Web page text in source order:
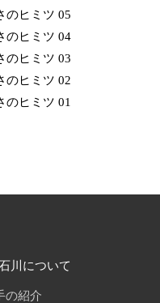
のヒミツ 05
のヒミツ 04
のヒミツ 03
のヒミツ 02
のヒミツ 01
川について
の紹介